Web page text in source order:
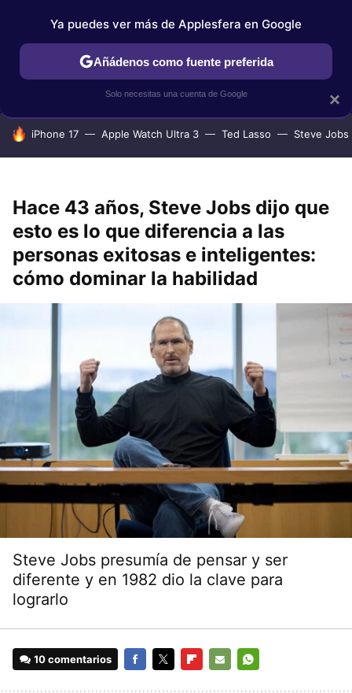
IPHONE TUTORIALES APPLESFERA SELECCIÓN
HOY SE HABLA DE
iPhone 17 Apple Watch Ultra 3 Ted Lasso Steve Jobs
Hace 43 años, Steve Jobs dijo que
esto es lo que diferencia a las
personas exitosas e inteligentes:
cómo dominar la habilidad
Steve Jobs presumía de pensar y ser
diferente y en 1982 dio la clave para
lograrlo
10 comentarios
×
Ya puedes ver más de Applesfera en Google
Añádenos como fuente preferida
Solo necesitas una cuenta de Google